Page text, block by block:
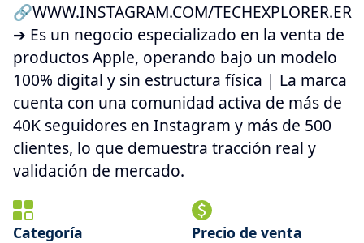
🔗WWW.INSTAGRAM.COM/TECHEXPLORER.ER
➔ Es un negocio especializado en la venta de
productos Apple, operando bajo un modelo
100% digital y sin estructura física | La marca
cuenta con una comunidad activa de más de
40K seguidores en Instagram y más de 500
clientes, lo que demuestra tracción real y
validación de mercado.
Categoría
Precio de venta